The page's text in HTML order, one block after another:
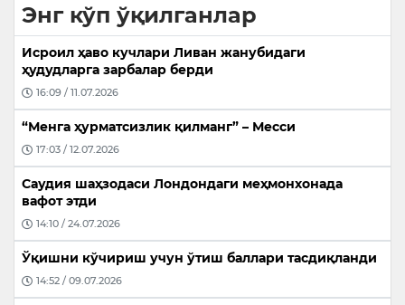
Энг кўп ўқилганлар
Исроил ҳаво кучлари Ливан жанубидаги
ҳудудларга зарбалар берди
16:09 / 11.07.2026
“Менга ҳурматсизлик қилманг” – Месси
17:03 / 12.07.2026
Саудия шаҳзодаси Лондондаги меҳмонхонада
вафот этди
14:10 / 24.07.2026
Ўқишни кўчириш учун ўтиш баллари тасдиқланди
14:52 / 09.07.2026